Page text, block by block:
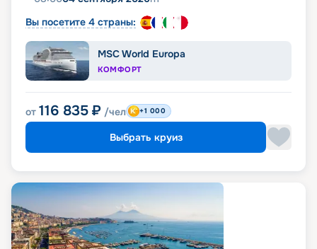
Вы посетите 4 страны:
MSC World Europa
КОМФОРТ
от 116 835 ₽ /чел +1 000
Выбрать круиз